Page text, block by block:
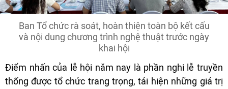
Ban Tổ chức rà soát, hoàn thiện toàn bộ kết cấu
và nội dung chương trình nghệ thuật trước ngày
khai hội
Điểm nhấn của lễ hội năm nay là phần nghi lễ truyền
thống được tổ chức trang trọng, tái hiện những giá trị